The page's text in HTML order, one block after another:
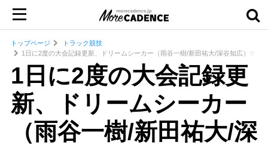
トップページ
トラック競技
1日に2度の大会記録更新、ドリームシーカー（雨谷一樹/新田祐大/深谷知広）チ
1日に2度の大会記録更
新、ドリームシーカー
（雨谷一樹/新田祐大/深